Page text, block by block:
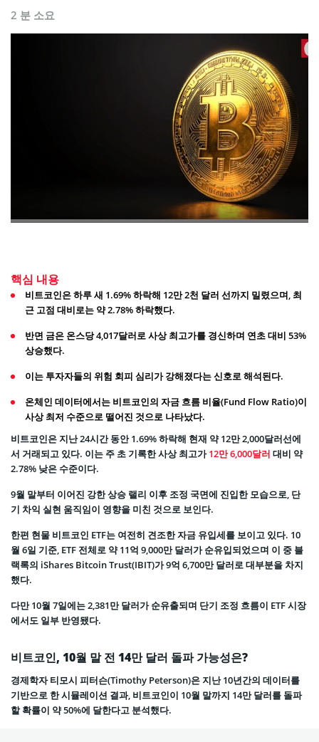
2 분 소요
핵심 내용
비트코인은 하루 새 1.69% 하락해 12만 2천 달러 선까지 밀렸으며, 최
근 고점 대비로는 약 2.78% 하락했다.
반면 금은 온스당 4,017달러로 사상 최고가를 경신하며 연초 대비 53%
상승했다.
이는 투자자들의 위험 회피 심리가 강해졌다는 신호로 해석된다.
온체인 데이터에서는 비트코인의 자금 흐름 비율(Fund Flow Ratio)이
사상 최저 수준으로 떨어진 것으로 나타났다.
비트코인은 지난 24시간 동안 1.69% 하락해 현재 약 12만 2,000달러선에
서 거래되고 있다. 이는 주 초 기록한 사상 최고가12만 6,000달러 대비 약
2.78% 낮은 수준이다.
9월 말부터 이어진 강한 상승 랠리 이후 조정 국면에 진입한 모습으로, 단
기 차익 실현 움직임이 영향을 미친 것으로 보인다.
한편 현물 비트코인 ETF는 여전히 견조한 자금 유입세를 보이고 있다. 10
월 6일 기준, ETF 전체로 약 11억 9,000만 달러가 순유입되었으며 이 중 블
랙록의 iShares Bitcoin Trust(IBIT)가 9억 6,700만 달러로 대부분을 차지
했다.
다만 10월 7일에는 2,381만 달러가 순유출되며 단기 조정 흐름이 ETF 시장
에서도 일부 반영됐다.
비트코인, 10월 말 전 14만 달러 돌파 가능성은?
경제학자 티모시 피터슨(Timothy Peterson)은 지난 10년간의 데이터를
기반으로 한 시뮬레이션 결과, 비트코인이 10월 말까지 14만 달러를 돌파
할 확률이 약 50%에 달한다고 분석했다.